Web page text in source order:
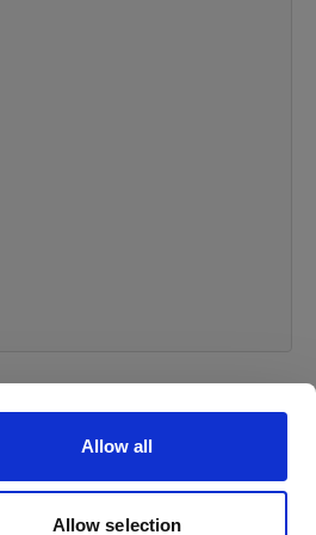
Allow all
Allow selection